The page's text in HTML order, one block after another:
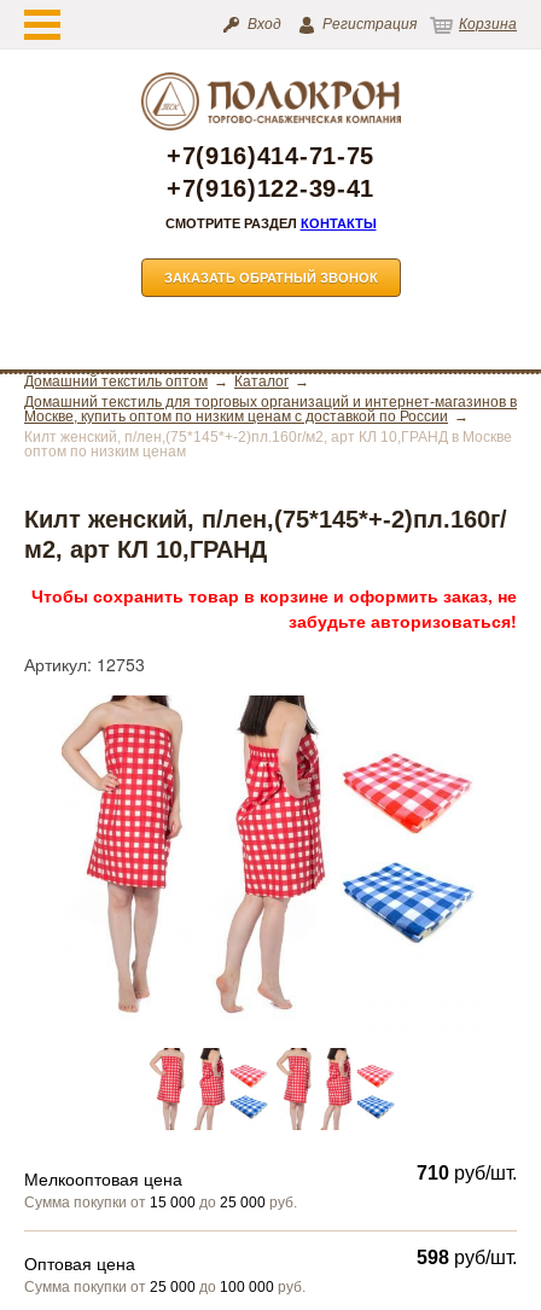
Вход Регистрация Корзина
+7(916)414-71-75
+7(916)122-39-41
СМОТРИТЕ РАЗДЕЛ КОНТАКТЫ
ЗАКАЗАТЬ ОБРАТНЫЙ ЗВОНОК
Домашний текстиль оптом
Каталог
Домашний текстиль для торговых организаций и интернет-магазинов в
Москве, купить оптом по низким ценам с доставкой по России
Килт женский, п/лен,(75*145*+-2)пл.160г/м2, арт КЛ 10,ГРАНД в Москве
оптом по низким ценам
Килт женский, п/лен,(75*145*+-2)пл.160г/
м2, арт КЛ 10,ГРАНД
Чтобы сохранить товар в корзине и оформить заказ, не
забудьте авторизоваться!
Артикул: 12753
Мелкооптовая цена
Сумма покупки от 15 000 до 25 000 руб.
710 руб/шт.
Оптовая цена
Сумма покупки от 25 000 до 100 000 руб.
598 руб/шт.